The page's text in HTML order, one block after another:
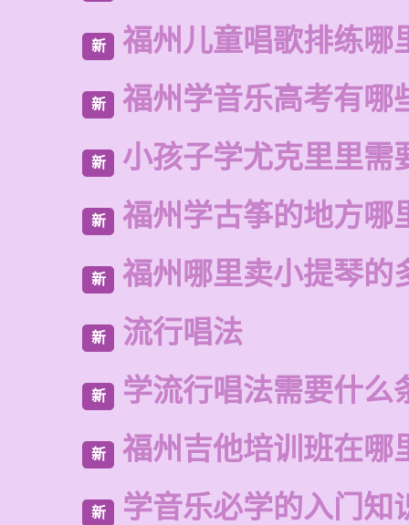
新 福州儿童唱歌排练哪
新 福州学音乐高考有哪
新 小孩子学尤克里里需
新 福州学古筝的地方哪
新 福州哪里卖小提琴的
新 流行唱法
新 学流行唱法需要什么
新 福州吉他培训班在哪
新 学音乐必学的入门知